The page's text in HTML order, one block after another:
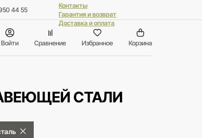
44 55
Контакты
Гарантия и возврат
Доставка и оплата
Войти Сравнение Избранное Корзина
СТАЛИ